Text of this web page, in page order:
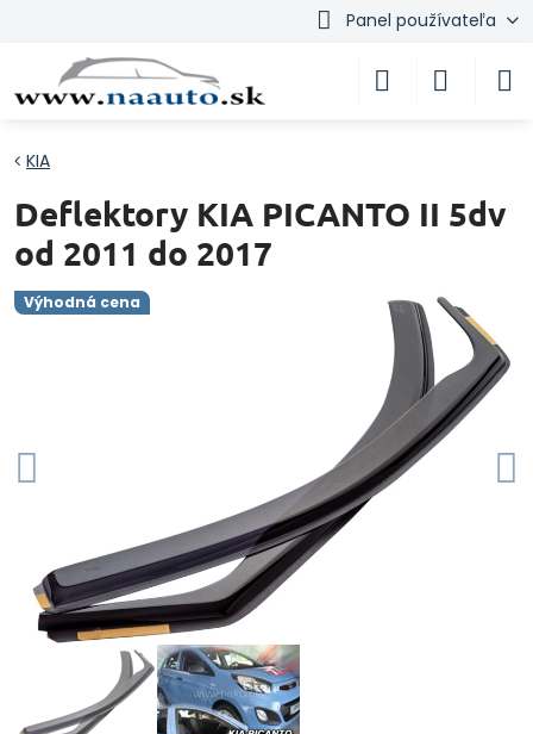
Panel používateľa
Výhodná cena
KIA
Deflektory KIA PICANTO II 5dv
od 2011 do 2017